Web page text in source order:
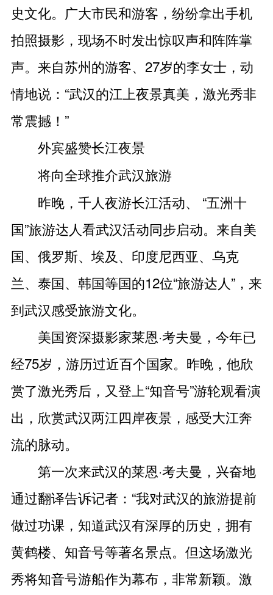
史文化。广大市民和游客，纷纷拿出手机
拍照摄影，现场不时发出惊叹声和阵阵掌
声。来自苏州的游客、27岁的李女士，动
情地说：“武汉的江上夜景真美，激光秀非
常震撼！”
外宾盛赞长江夜景
将向全球推介武汉旅游
昨晚，千人夜游长江活动、 “五洲十
国”旅游达人看武汉活动同步启动。来自美
国、俄罗斯、埃及、印度尼西亚、乌克
兰、泰国、韩国等国的12位“旅游达人”，来
到武汉感受旅游文化。
美国资深摄影家莱恩·考夫曼，今年已
经75岁，游历过近百个国家。昨晚，他欣
赏了激光秀后，又登上“知音号”游轮观看演
出，欣赏武汉两江四岸夜景，感受大江奔
流的脉动。
第一次来武汉的莱恩·考夫曼，兴奋地
通过翻译告诉记者：“我对武汉的旅游提前
做过功课，知道武汉有深厚的历史，拥有
黄鹤楼、知音号等著名景点。但这场激光
秀将知音号游船作为幕布，非常新颖。激